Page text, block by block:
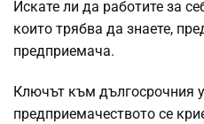
Искате ли да работите за
които трябва да знаете,
предприемача.
Ключът към дългосрочния
предприемачеството се